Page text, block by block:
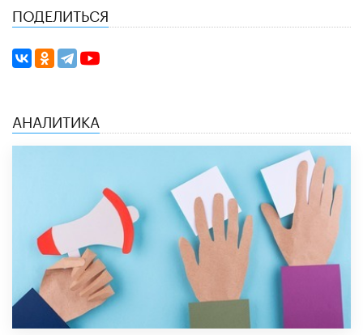
ПОДЕЛИТЬСЯ
АНАЛИТИКА